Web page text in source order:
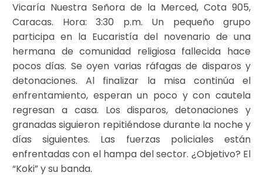
Vicaría Nuestra Señora de la Merced, Cota 905,
Caracas. Hora: 3:30 p.m. Un pequeño grupo
participa en la Eucaristía del novenario de una
hermana de comunidad religiosa fallecida hace
pocos días. Se oyen varias ráfagas de disparos y
detonaciones. Al finalizar la misa continúa el
enfrentamiento, esperan un poco y con cautela
regresan a casa. Los disparos, detonaciones y
granadas siguieron repitiéndose durante la noche y
días siguientes. Las fuerzas policiales están
enfrentadas con el hampa del sector. ¿Objetivo? El
“Koki” y su banda.